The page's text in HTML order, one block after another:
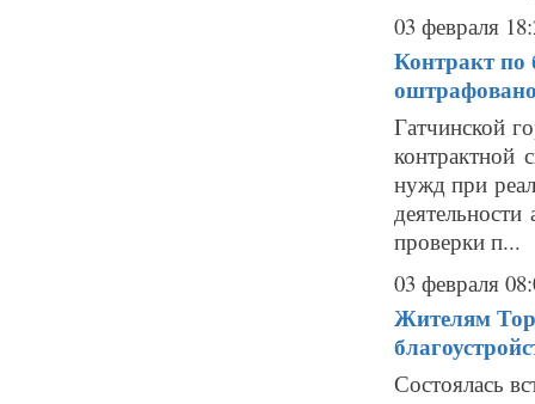
03 февраля
Контракт по
Гатчинской
контрактной
нужд при
проверки п...
03 февраля
Жителям
Состоялась